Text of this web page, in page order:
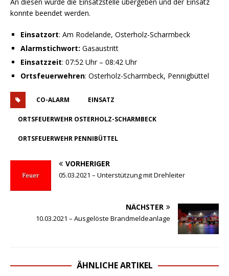
An diesen wurde die Einsatzstelle übergeben und der Einsatz
konnte beendet werden.
Einsatzort: Am Rodelande, Osterholz-Scharmbeck
Alarmstichwort: Gasaustritt
Einsatzzeit: 07:52 Uhr – 08:42 Uhr
Ortsfeuerwehren: Osterholz-Scharmbeck, Pennigbüttel
CO-ALARM EINSATZ
ORTSFEUERWEHR OSTERHOLZ-SCHARMBECK
ORTSFEUERWEHR PENNIBÜTTEL
VORHERIGER
05.03.2021 – Unterstützung mit Drehleiter
NÄCHSTER
10.03.2021 – Ausgelöste Brandmeldeanlage
ÄHNLICHE ARTIKEL